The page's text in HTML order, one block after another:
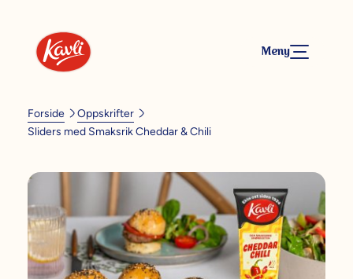
Meny
Forside
Oppskrifter
Sliders med Smaksrik Cheddar & Chili